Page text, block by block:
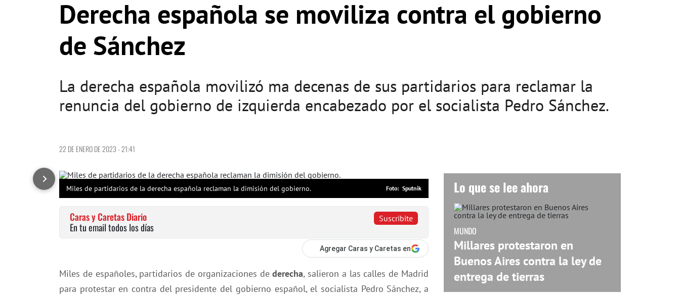
Derecha española se moviliza contra el gobierno
de Sánchez
La derecha española movilizó ma decenas de sus partidarios para reclamar la
renuncia del gobierno de izquierda encabezado por el socialista Pedro Sánchez.
22 DE ENERO DE 2023 - 21:41
Miles de partidarios de la derecha española reclaman la dimisión del gobierno. Sputnik
Suscribite
Caras y Caretas Diario
En tu email todos los días
Agregar Caras y Caretas en
Miles de españoles, partidarios de organizaciones dederecha, salieron a las calles de Madrid
para protestar en contra del presidente del gobierno español, el socialista Pedro Sánchez, a
Lo que se lee ahora
MUNDO
Millares protestaron en
Buenos Aires contra la ley de
entrega de tierras